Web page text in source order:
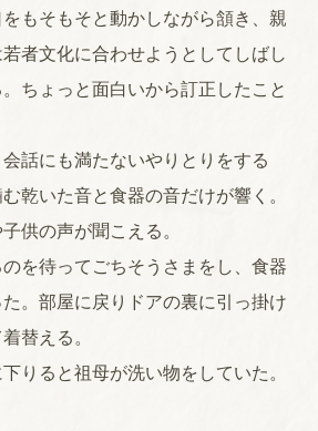
もそもそと動かしながら頷き、親
者文化に合わせようとしてしばし
ちょっと面白いから訂正したこと
話にも満たないやりとりをする
乾いた音と食器の音だけが響く。
供の声が聞こえる。
を待ってごちそうさまをし、食器
。部屋に戻りドアの裏に引っ掛け
替える。
りると祖母が洗い物をしていた。